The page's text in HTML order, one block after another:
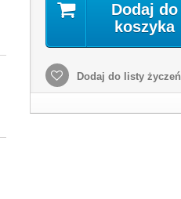
Dodaj do
koszyka
Dodaj do listy życzeń